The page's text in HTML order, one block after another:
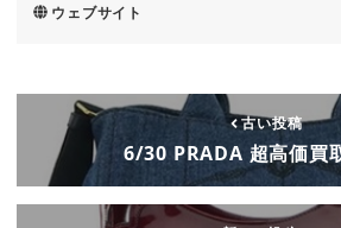
ウェブサイト
古い投稿
6/30 PRADA 超高価買